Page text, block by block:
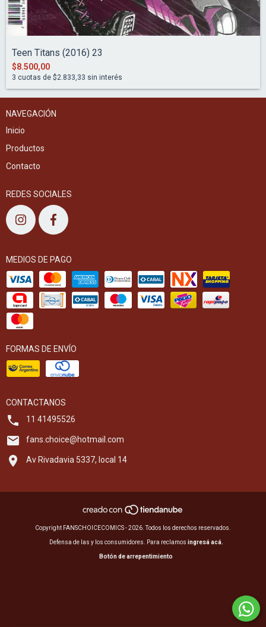
Teen Titans (2016) 23
$8.500,00
3 cuotas de $2.833,33 sin interés
NAVEGACIÓN
Inicio
Productos
Contacto
REDES SOCIALES
MEDIOS DE PAGO
FORMAS DE ENVÍO
CONTACTANOS
11 41495526
fans.choice@hotmail.com
Av Rivadavia 5337, local 14
Copyright FANSCHOICECOMICS - 2026. Todos los derechos reservados.
Defensa de las y los consumidores. Para reclamos ingresá acá.
Botón de arrepentimiento